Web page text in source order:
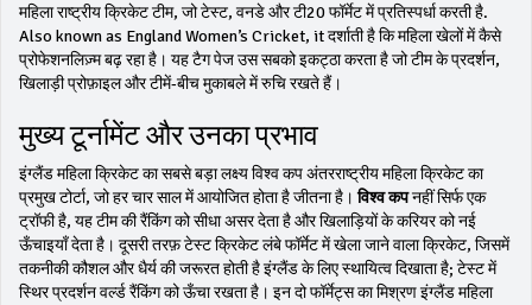
महिला राष्ट्रीय क्रिकेट टीम, जो टेस्ट, वनडे और टी20 फॉर्मेट में प्रतिस्पर्धा करती है.
Also known as England Women’s Cricket, it दर्शाती है कि महिला खेलों में कैसे
प्रोफेशनलिज़्म बढ़ रहा है। यह टैग पेज उस सबको इकट्ठा करता है जो टीम के प्रदर्शन,
खिलाड़ी प्रोफ़ाइल और टीमें‑बीच मुकाबले में रुचि रखते हैं।
मुख्य टूर्नामेंट और उनका प्रभाव
इंग्लैंड महिला क्रिकेट का सबसे बड़ा लक्ष्यविश्व कपअंतरराष्ट्रीय महिला क्रिकेट का
प्रमुख टोर्टा, जो हर चार साल में आयोजित होता हैजीतना है।विश्व कपनहीं सिर्फ एक
ट्रॉफी है, यह टीम की रैंकिंग को सीधा असर देता है और खिलाड़ियों के करियर को नई
ऊँचाइयाँ देता है। दूसरी तरफ़टेस्ट क्रिकेटलंबे फॉर्मेट में खेला जाने वाला क्रिकेट, जिसमें
तकनीकी कौशल और धैर्य की जरूरत होती हैइंग्लैंड के लिए स्थायित्व दिखाता है; टेस्ट में
स्थिर प्रदर्शन वर्ल्ड रैंकिंग को ऊँचा रखता है। इन दो फॉर्मेट्स का मिश्रण इंग्लैंड महिला